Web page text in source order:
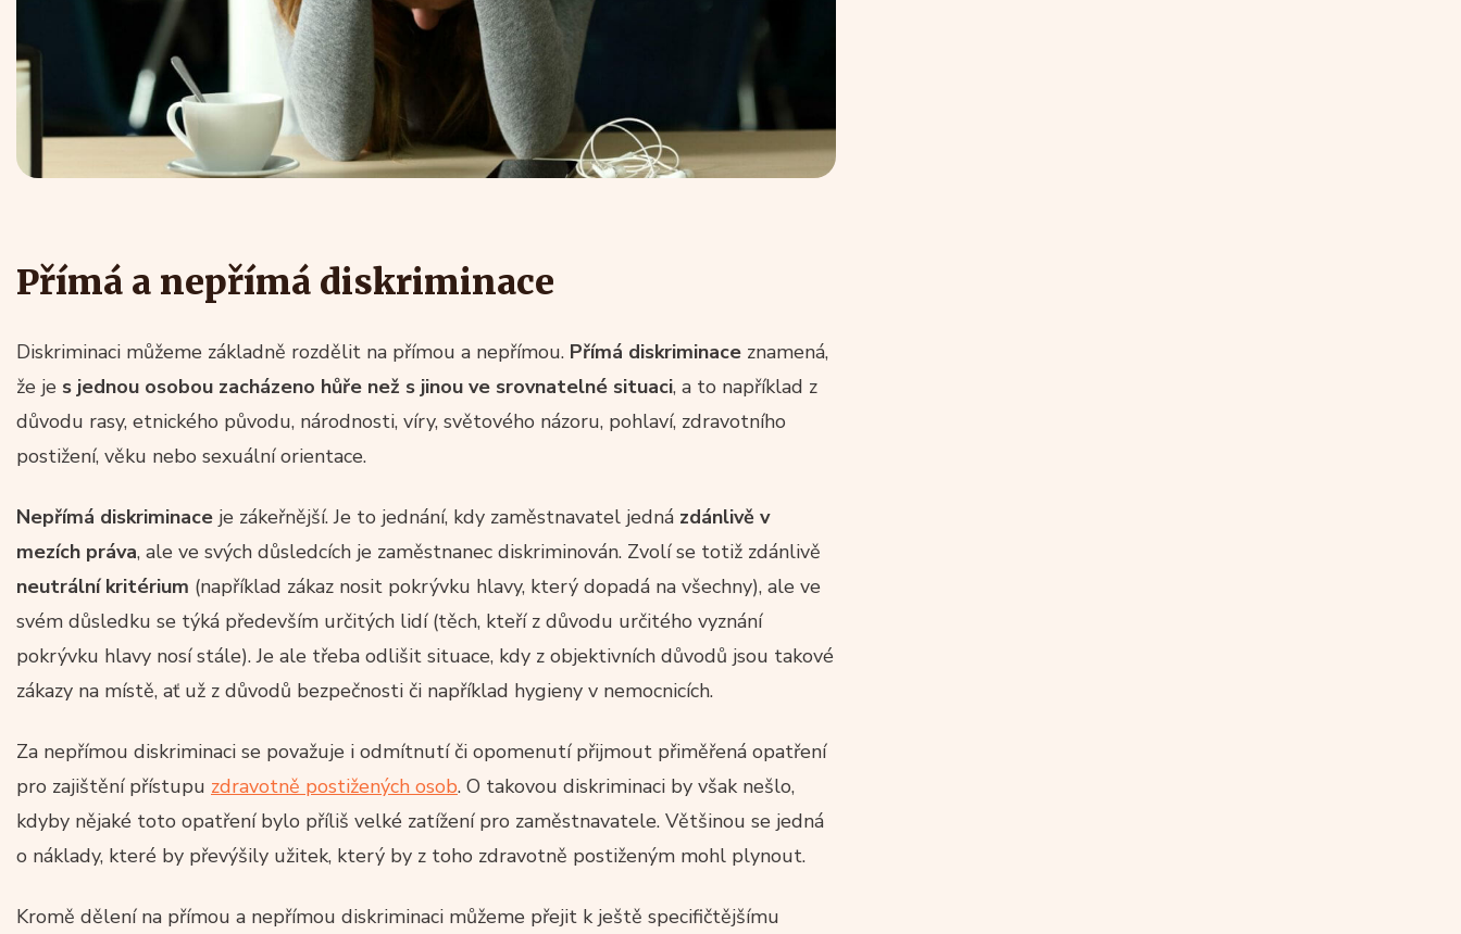
Přímá a nepřímá diskriminace
Diskriminaci můžeme základně rozdělit na přímou a nepřímou. Přímá diskriminace znamená,
že je s jednou osobou zacházeno hůře než s jinou ve srovnatelné situaci, a to například z
důvodu rasy, etnického původu, národnosti, víry, světového názoru, pohlaví, zdravotního
postižení, věku nebo sexuální orientace.
Nepřímá diskriminace je zákeřnější. Je to jednání, kdy zaměstnavatel jedná zdánlivě v
mezích práva, ale ve svých důsledcích je zaměstnanec diskriminován. Zvolí se totiž zdánlivě
neutrální kritérium (například zákaz nosit pokrývku hlavy, který dopadá na všechny), ale ve
svém důsledku se týká především určitých lidí (těch, kteří z důvodu určitého vyznání
pokrývku hlavy nosí stále). Je ale třeba odlišit situace, kdy z objektivních důvodů jsou takové
zákazy na místě, ať už z důvodů bezpečnosti či například hygieny v nemocnicích.
Za nepřímou diskriminaci se považuje i odmítnutí či opomenutí přijmout přiměřená opatření
pro zajištění přístupu zdravotně postižených osob. O takovou diskriminaci by však nešlo,
kdyby nějaké toto opatření bylo příliš velké zatížení pro zaměstnavatele. Většinou se jedná
o náklady, které by převýšily užitek, který by z toho zdravotně postiženým mohl plynout.
Kromě dělení na přímou a nepřímou diskriminaci můžeme přejit k ještě specifičtějšímu